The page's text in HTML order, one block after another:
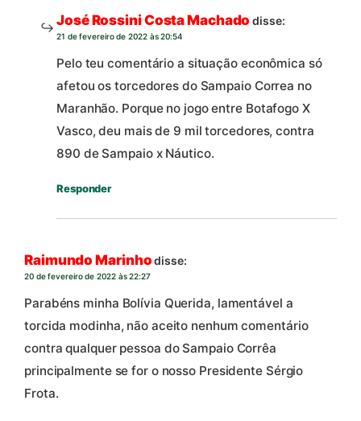
José Rossini Costa Machado disse:
21 de fevereiro de 2022 às 20:54
Pelo teu comentário a situação econômica só
afetou os torcedores do Sampaio Correa no
Maranhão. Porque no jogo entre Botafogo X
Vasco, deu mais de 9 mil torcedores, contra
890 de Sampaio x Náutico.
Responder
Raimundo Marinhodisse:
20 de fevereiro de 2022 às 22:27
Parabéns minha Bolívia Querida, lamentável a
torcida modinha, não aceito nenhum comentário
contra qualquer pessoa do Sampaio Corrêa
principalmente se for o nosso Presidente Sérgio
Frota.